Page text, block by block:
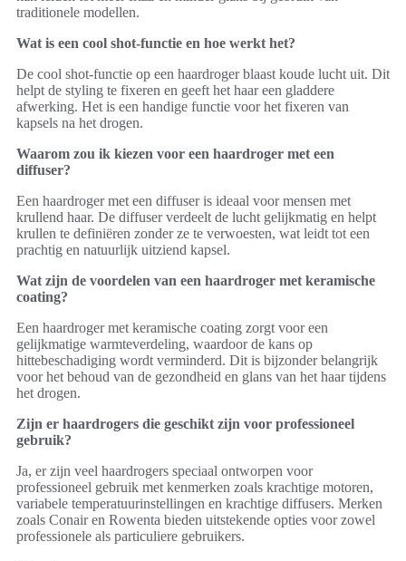
traditionele modellen.
Wat is een cool shot-functie en hoe werkt het?
De cool shot-functie op een haardroger blaast koude lucht uit. Dit
helpt de styling te fixeren en geeft het haar een gladdere
afwerking. Het is een handige functie voor het fixeren van
kapsels na het drogen.
Waarom zou ik kiezen voor een haardroger met een
diffuser?
Een haardroger met een diffuser is ideaal voor mensen met
krullend haar. De diffuser verdeelt de lucht gelijkmatig en helpt
krullen te definiëren zonder ze te verwoesten, wat leidt tot een
prachtig en natuurlijk uitziend kapsel.
Wat zijn de voordelen van een haardroger met keramische
coating?
Een haardroger met keramische coating zorgt voor een
gelijkmatige warmteverdeling, waardoor de kans op
hittebeschadiging wordt verminderd. Dit is bijzonder belangrijk
voor het behoud van de gezondheid en glans van het haar tijdens
het drogen.
Zijn er haardrogers die geschikt zijn voor professioneel
gebruik?
Ja, er zijn veel haardrogers speciaal ontworpen voor
professioneel gebruik met kenmerken zoals krachtige motoren,
variabele temperatuurinstellingen en krachtige diffusers. Merken
zoals Conair en Rowenta bieden uitstekende opties voor zowel
professionele als particuliere gebruikers.